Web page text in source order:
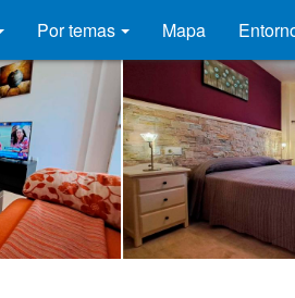
Por temas Mapa